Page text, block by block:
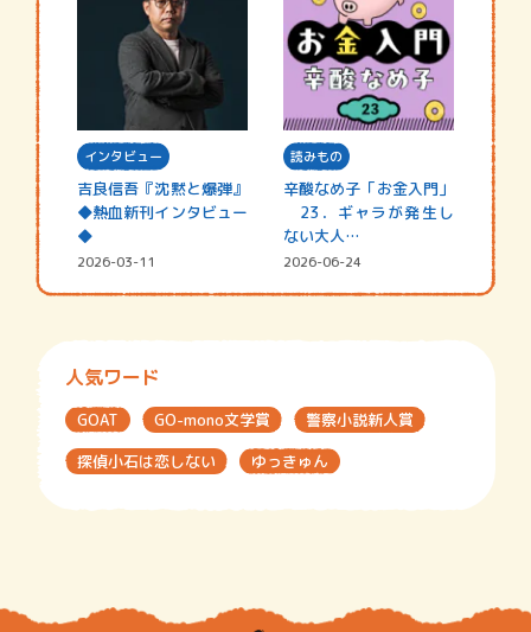
インタビュー
吉良信吾『沈黙と爆弾』
◆熱血新刊インタビュー
◆
2026-03-11
読みもの
辛酸なめ子「お金入門」
23．ギャラが発生し
ない大人…
2026-06-24
人気ワード
GOAT GO-mono文学賞
警察小説新人賞
探偵小石は恋しない
ゆっきゅん